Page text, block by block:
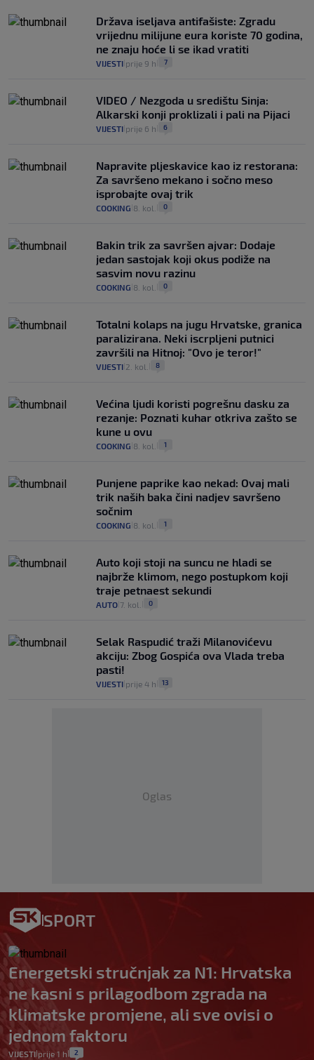
Država iseljava antifašiste: Zgradu
vrijednu milijune eura koriste 70 godina,
ne znaju hoće li se ikad vratiti
VIJESTI prije 9 h 7
VIDEO / Nezgoda u središtu Sinja:
Alkarski konji proklizali i pali na Pijaci
VIJESTI prije 6 h 6
Napravite pljeskavice kao iz restorana:
Za savršeno mekano i sočno meso
isprobajte ovaj trik
COOKING 8. kol. 0
Bakin trik za savršen ajvar: Dodaje
jedan sastojak koji okus podiže na
sasvim novu razinu
COOKING 8. kol. 0
Totalni kolaps na jugu Hrvatske, granica
paralizirana. Neki iscrpljeni putnici
završili na Hitnoj: "Ovo je teror!"
VIJESTI 2. kol. 8
Većina ljudi koristi pogrešnu dasku za
rezanje: Poznati kuhar otkriva zašto se
kune u ovu
COOKING 8. kol. 1
Punjene paprike kao nekad: Ovaj mali
trik naših baka čini nadjev savršeno
sočnim
COOKING 8. kol. 1
Auto koji stoji na suncu ne hladi se
najbrže klimom, nego postupkom koji
traje petnaest sekundi
AUTO 7. kol. 0
Selak Raspudić traži Milanovićevu
akciju: Zbog Gospića ova Vlada treba
pasti!
VIJESTI prije 4 h 13
Oglas
SPORT
Energetski stručnjak za N1: Hrvatska
ne kasni s prilagodbom zgrada na
klimatske promjene, ali sve ovisi o
jednom faktoru
VIJESTI prije 1 h 2